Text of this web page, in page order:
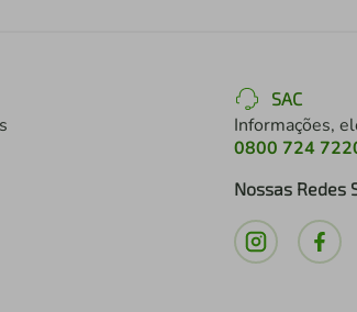
SAC
Informações,
0800 724
Nossas Redes